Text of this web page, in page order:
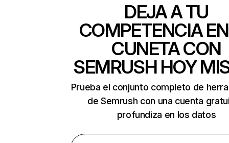
DEJA A TU
COMPETENCIA
CUNETA CON
SEMRUSH HOY
Prueba el conjunto completo de
de Semrush con una cuenta
profundiza en los datos